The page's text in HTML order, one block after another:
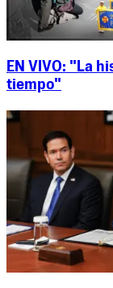
EN VIVO: "La
tiempo"